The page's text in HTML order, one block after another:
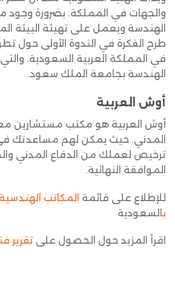
والجهات في المملكة. بضرورة
الهندسة ويعمل على تهيئة البيئة
طرح الفكرة في الندوة الأولى حول
في المملكة العربية السعودية. والتي
الهندسة بجامعة الملك سعود.
أوش العربية
أوش العربية هو مكتب مستشارين
المدني. حيث يمكن لهم مساعدتك
ترخيص لعملك من الدفاع المدني
الموافقة النهائية.
للإطلاع على قائمة المكاتب
بالسعودية
اقرأ المزيد حول الحصول على تقرير